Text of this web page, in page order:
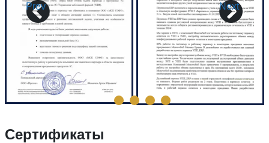
Prev Next
Сертификаты